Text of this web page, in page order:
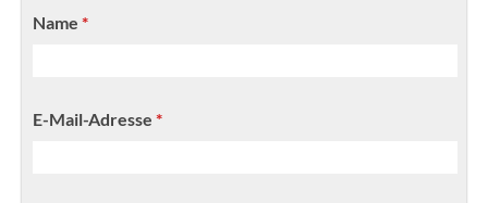
Name *
E-Mail-Adresse *